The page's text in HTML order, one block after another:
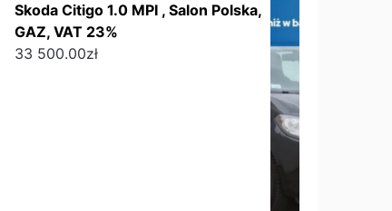
Skoda Citigo 1.0 MPI , Salon Polska,
GAZ, VAT 23%
33 500.00zł